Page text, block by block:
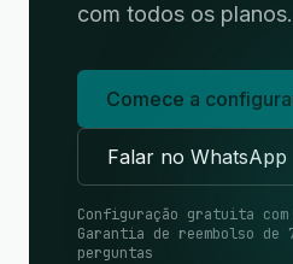
com todos os planos.
Comece a
Falar no WhatsApp
Configuração gratuita
Garantia de reembolso de
perguntas